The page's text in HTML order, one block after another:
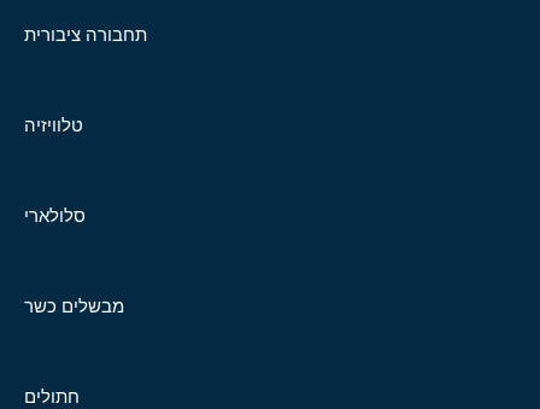
תחבורה ציבורית
טלוויזיה
סלולארי
מבשלים כשר
חתולים